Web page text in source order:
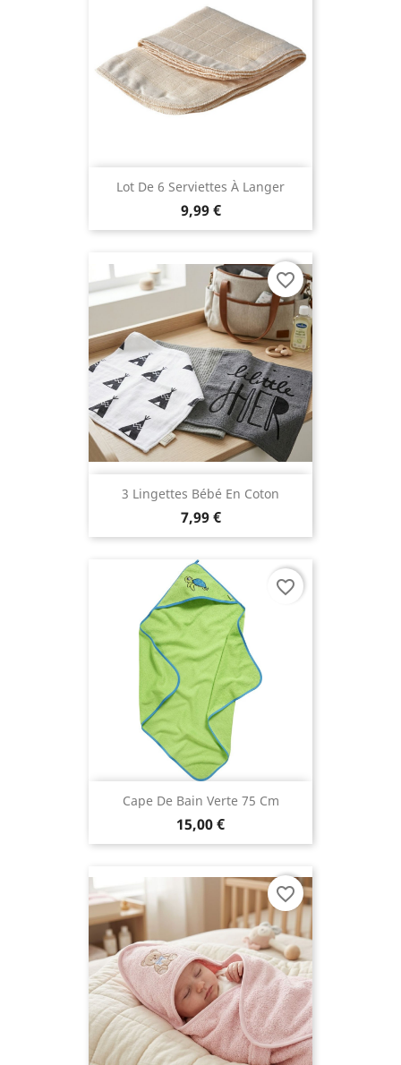
Lot De 6 Serviettes À Langer
9,99 €
3 Lingettes Bébé En Coton
7,99 €
favorite_border
Cape De Bain Verte 75 Cm
15,00 €
favorite_border
favorite_border